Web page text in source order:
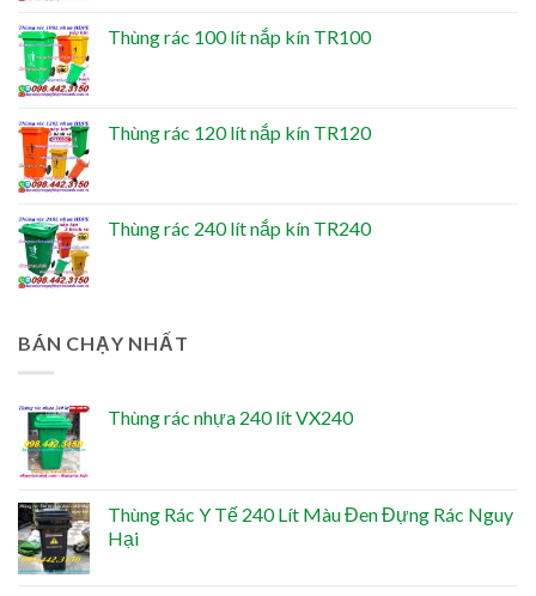
Thùng rác 100 lít nắp kín TR100
Thùng rác 120 lít nắp kín TR120
Thùng rác 240 lít nắp kín TR240
BÁN CHẠY NHẤT
Thùng rác nhựa 240 lít VX240
Thùng Rác Y Tế 240 Lít Màu Đen Đựng Rác Nguy
Hại